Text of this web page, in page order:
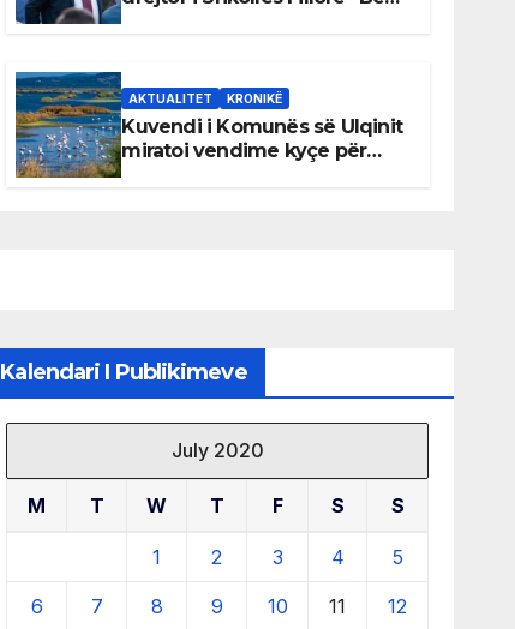
AKTUALITET KRONIKË
Kuvendi i Komunës së Ulqinit
miratoi vendime kyçe për
Kalendari I Publikimeve
July 2020
M T W T F S S
1 2 3 4 5
6 7 8 9 10 11 12